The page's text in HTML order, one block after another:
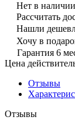
Нет в наличии
Рассчитать
Нашли
Хочу в
Гарантия 6
Цена
Отзывы
Отзывы